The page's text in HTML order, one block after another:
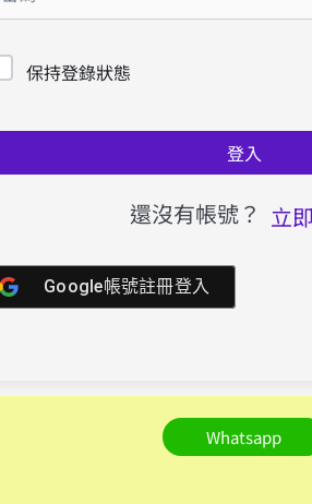
保持登錄狀態
登入
還沒有帳號？ 立
Google帳號註冊登入
Whatsapp